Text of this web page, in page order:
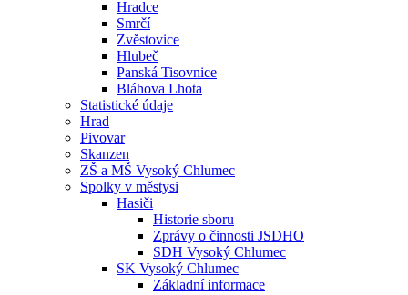
Hradce
Smrčí
Zvěstovice
Hlubeč
Panská Tisovnice
Bláhova Lhota
Statistické údaje
Hrad
Pivovar
Skanzen
ZŠ a MŠ Vysoký Chlumec
Spolky v městysi
Hasiči
Historie sboru
Zprávy o činnosti JSDHO
SDH Vysoký Chlumec
SK Vysoký Chlumec
Základní informace